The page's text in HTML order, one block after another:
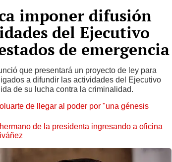
imponer difusión
del Ejecutivo
de emergencia
que presentará un proyecto de ley para
a difundir las actividades del Ejecutivo
de su lucha contra la criminalidad.
de llegar al poder por "una génesis
de la presidenta ingresando a oficina